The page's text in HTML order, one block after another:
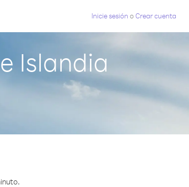
Inicie sesión oCrear cuenta
Islandia